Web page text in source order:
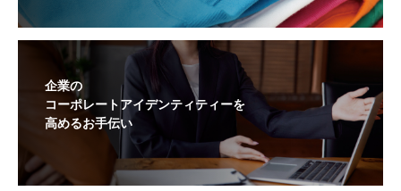
企業の
コーポレートアイデンティティーを
高めるお手伝い